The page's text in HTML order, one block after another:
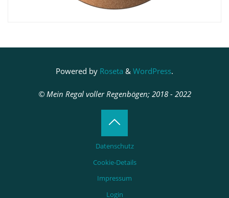
Powered by Roseta & WordPress.
© Mein Regal voller Regenbögen; 2018 - 2022
Datenschutz
Cookie-Details
Impressum
Login
Back
to
Top